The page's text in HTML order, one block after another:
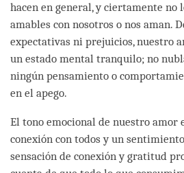
hacen en general, y ciertamente no
amables con nosotros o nos aman.
expectativas ni prejuicios, nuestro
un estado mental tranquilo; no
ningún pensamiento o
en el apego.
El tono emocional de nuestro amor
conexión con todos y un
sensación de conexión y gratitud